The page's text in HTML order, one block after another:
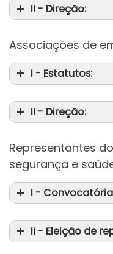
II - Direção:
Associações de
I - Estatutos:
II - Direção:
Representantes
segurança e
I -
II - Eleição de